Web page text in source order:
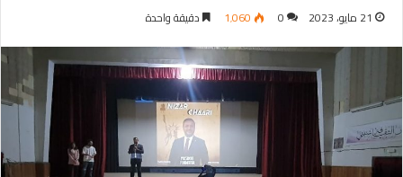
21 مايو، 2023 0 1٬060 دقيقة واحدة